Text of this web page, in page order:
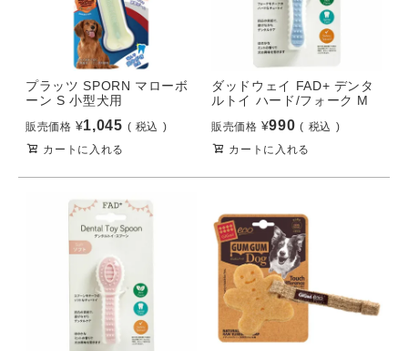
プラッツ SPORN マローボ
ーン S 小型犬用
販売価格 ¥1,045
税込
カートに入れる
ダッドウェイ FAD+ デンタ
ルトイ ハード/フォーク M
販売価格 ¥990
税込
カートに入れる